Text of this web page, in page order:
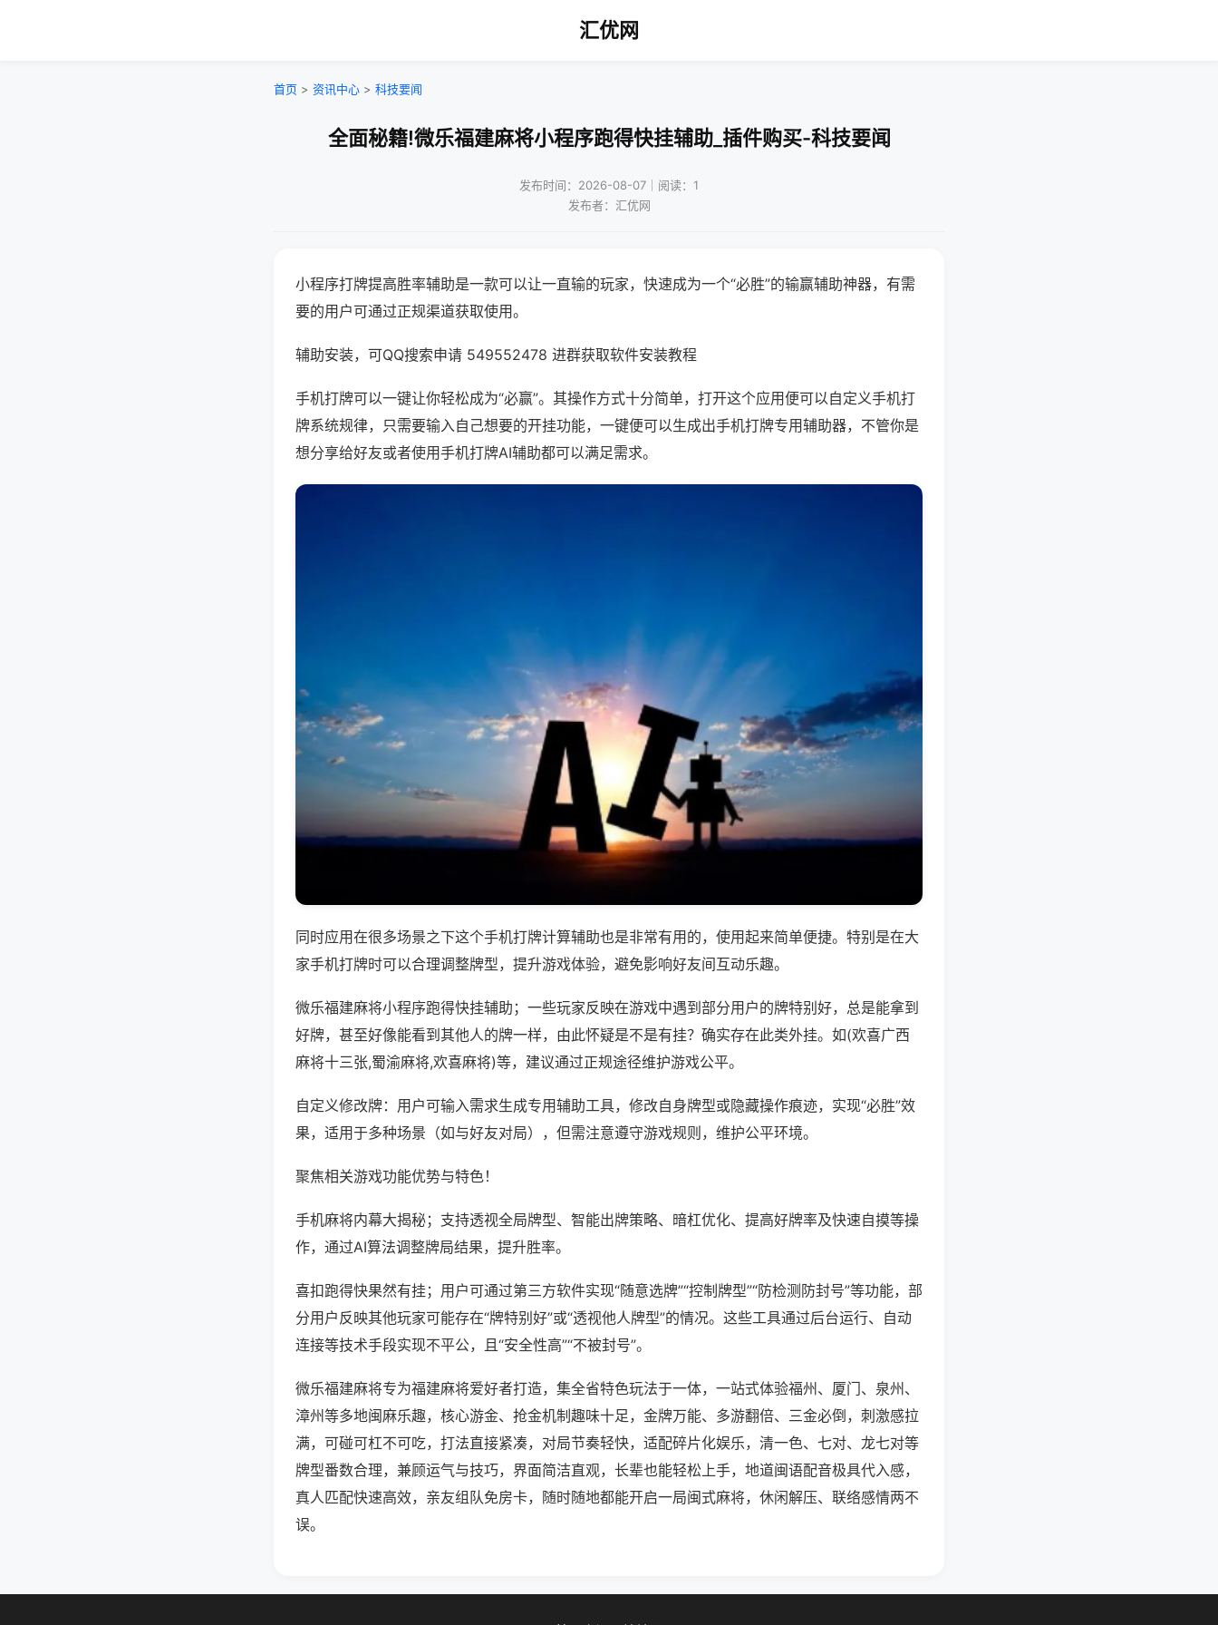
汇优网
首页 > 资讯中心 > 科技要闻
全面秘籍!微乐福建麻将小程序跑得快挂辅助_插件购买-科技要闻
发布时间：2026-08-07｜阅读：1
发布者：汇优网
小程序打牌提高胜率辅助是一款可以让一直输的玩家，快速成为一个“必胜”的输赢辅助神器，有需
要的用户可通过正规渠道获取使用。
辅助安装，可QQ搜索申请 549552478 进群获取软件安装教程
手机打牌可以一键让你轻松成为“必赢”。其操作方式十分简单，打开这个应用便可以自定义手机打
牌系统规律，只需要输入自己想要的开挂功能，一键便可以生成出手机打牌专用辅助器，不管你是
想分享给好友或者使用手机打牌AI辅助都可以满足需求。
同时应用在很多场景之下这个手机打牌计算辅助也是非常有用的，使用起来简单便捷。特别是在大
家手机打牌时可以合理调整牌型，提升游戏体验，避免影响好友间互动乐趣。
微乐福建麻将小程序跑得快挂辅助；一些玩家反映在游戏中遇到部分用户的牌特别好，总是能拿到
好牌，甚至好像能看到其他人的牌一样，由此怀疑是不是有挂？确实存在此类外挂。如(欢喜广西
麻将十三张,蜀渝麻将,欢喜麻将)等，建议通过正规途径维护游戏公平。
自定义修改牌：用户可输入需求生成专用辅助工具，修改自身牌型或隐藏操作痕迹，实现“必胜”效
果，适用于多种场景（如与好友对局），但需注意遵守游戏规则，维护公平环境。
聚焦相关游戏功能优势与特色！
手机麻将内幕大揭秘；支持透视全局牌型、智能出牌策略、暗杠优化、提高好牌率及快速自摸等操
作，通过AI算法调整牌局结果，提升胜率。
喜扣跑得快果然有挂；用户可通过第三方软件实现“随意选牌”“控制牌型”“防检测防封号”等功能，部
分用户反映其他玩家可能存在“牌特别好”或“透视他人牌型”的情况。这些工具通过后台运行、自动
连接等技术手段实现不平公，且“安全性高”“不被封号”。
微乐福建麻将专为福建麻将爱好者打造，集全省特色玩法于一体，一站式体验福州、厦门、泉州、
漳州等多地闽麻乐趣，核心游金、抢金机制趣味十足，金牌万能、多游翻倍、三金必倒，刺激感拉
满，可碰可杠不可吃，打法直接紧凑，对局节奏轻快，适配碎片化娱乐，清一色、七对、龙七对等
牌型番数合理，兼顾运气与技巧，界面简洁直观，长辈也能轻松上手，地道闽语配音极具代入感，
真人匹配快速高效，亲友组队免房卡，随时随地都能开启一局闽式麻将，休闲解压、联络感情两不
误。